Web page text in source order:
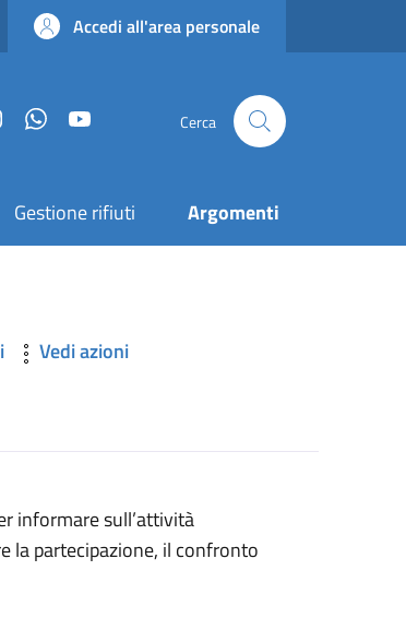
Accedi all'area personale
InstagramWhatsApp Cerca
Gestione rifiuti Argomenti
Vedi azioni
informare sull’attività
la partecipazione, il confronto